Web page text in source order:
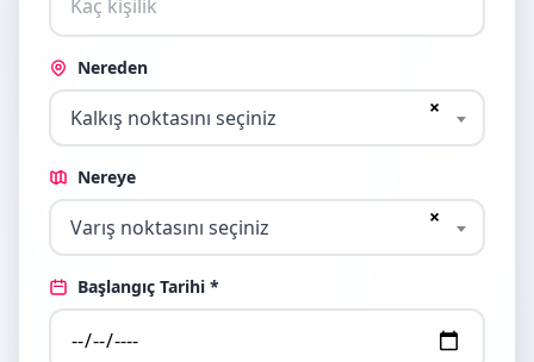
Nereden
×
Kalkış noktasını seçiniz
Nereye
×
Varış noktasını seçiniz
Başlangıç Tarihi *